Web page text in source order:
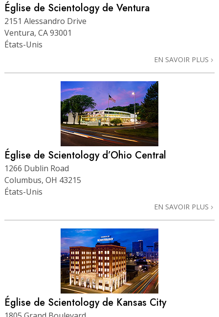
Église de Scientology de Ventura
2151 Alessandro Drive
Ventura, CA 93001
États-Unis
EN SAVOIR PLUS
Église de Scientology d’Ohio Central
1266 Dublin Road
Columbus, OH 43215
États-Unis
EN SAVOIR PLUS
Église de Scientology de Kansas City